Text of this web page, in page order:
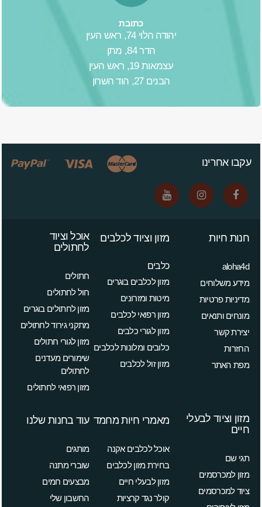
כתובת
יהודה הלוי 74, ראש העין
הדר 84, מתן
עצמאות 19, ראש העין
הבנים 27, הוד השרון
עקבו אחרינו
חנות חיות
aloha4d
מידע משלוחים
מדיניות פרטיות
מונחים ותנאים
יצירת קשר
החזרות
מפת האתר
מזון וציוד לכלבים
כלבים
מזון לכלבים בוגרים
מיטות ומזרונים
מזון רפואי לכלבים
מזון לגורי כלבים
כלובים ומלונות לכלבים
מזון זול לכלבים
אוכל וציוד
לחתולים
חתולים
חול לחתולים
מזון לחתולים בוגרים
מתקני גירוד לחתולים
מזון לגורי חתולים
שימורים מעדנים
לחתולים
מזון רפואי לחתולים
מזון וציוד לבעלי
חיים
תגי שם
מזון למכרסמים
ציוד למכרסמים
מאמרי חיות מחמד
אוכל לכלבים אקנה
בחירת מזון לכלבים
מזון לבעלי חיים
קולר נגד קרציות
עוד בחנות שלנו
מותגים
שוברי מתנה
מבצעים חמים
החשבון שלי